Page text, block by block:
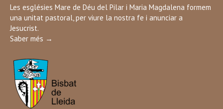
in
new
window
Les esglésies Mare de Déu del Pilar i Maria Magdalena formem
una unitat pastoral, per viure la nostra fe i anunciar a
Jesucrist.
Saber més →